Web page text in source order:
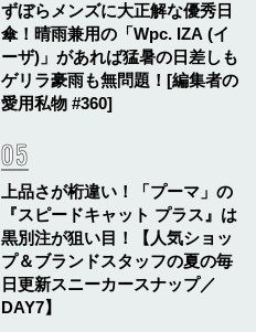
ずぼらメンズに大正解な優秀日
傘！晴雨兼用の「Wpc. IZA (イ
ーザ)」があれば猛暑の日差しも
ゲリラ豪雨も無問題！[編集者の
愛用私物 #360]
上品さが桁違い！「プーマ」の
『スピードキャット プラス』は
黒別注が狙い目！【人気ショッ
プ＆ブランドスタッフの夏の毎
日更新スニーカースナップ／
DAY7】